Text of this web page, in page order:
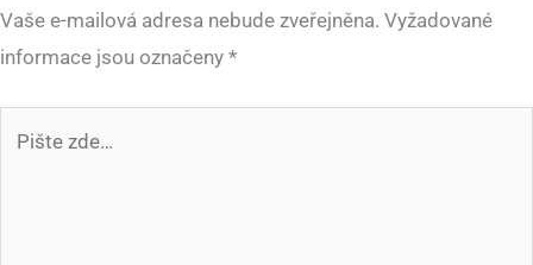
Vaše e-mailová adresa nebude zveřejněna. Vyžadované
informace jsou označeny *